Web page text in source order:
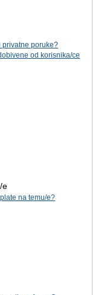
privatne poruke?
od korisnika/ce
e
na temu/e?